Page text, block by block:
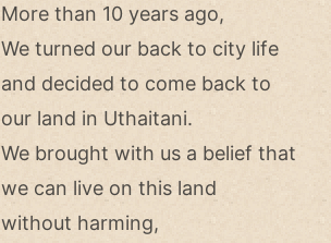
More than 10 years ago,
We turned our back to city life
and decided to come back to
our land in Uthaitani.
We brought with us a belief that
we can live on this land
without harming,